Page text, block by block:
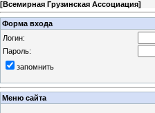
[Всемирная Грузинская Ассоциация]
Форма входа
Логин:
Пароль:
запомнить
Меню сайта